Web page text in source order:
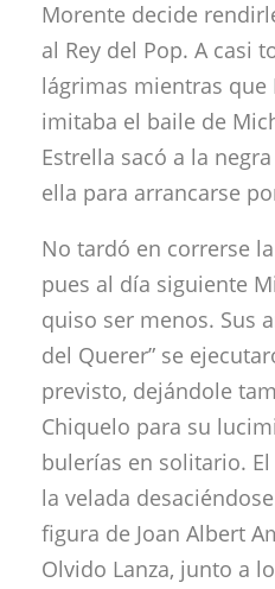
Morente decide
al Rey del Pop. A casi
lágrimas mientras que
imitaba el baile de
Estrella sacó a la
ella para arrancarse
No tardó en correrse
pues al día siguiente
quiso ser menos. Sus
del Querer” se
previsto, dejándole
Chiquelo para su
bulerías en solitario.
la velada
figura de Joan Albert
Olvido Lanza, junto a